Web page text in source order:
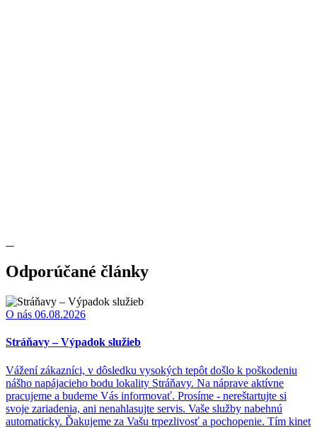
Odporúčané články
O nás 06.08.2026
Stráňavy – Výpadok služieb
Vážení zákazníci, v dôsledku vysokých tepôt došlo k poškodeniu
nášho napájacieho bodu lokality Stráňavy. Na náprave aktívne
pracujeme a budeme Vás informovať. Prosíme - nereštartujte si
svoje zariadenia, ani nenahlasujte servis. Vaše služby nabehnú
automaticky. Ďakujeme za Vašu trpezlivosť a pochopenie. Tím kinet